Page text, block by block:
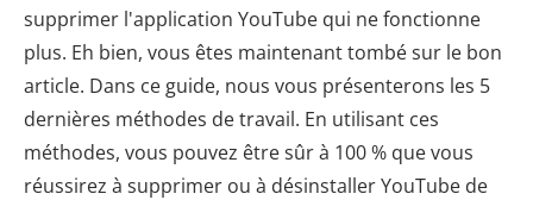
supprimer l'application YouTube qui ne fonctionne
plus. Eh bien, vous êtes maintenant tombé sur le bon
article. Dans ce guide, nous vous présenterons les 5
dernières méthodes de travail. En utilisant ces
méthodes, vous pouvez être sûr à 100 % que vous
réussirez à supprimer ou à désinstaller YouTube de